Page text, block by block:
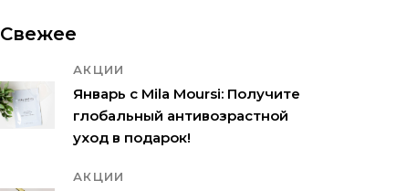
Свежее
АКЦИИ
Январь с Mila Moursi: Получите
глобальный антивозрастной
уход в подарок!
АКЦИИ